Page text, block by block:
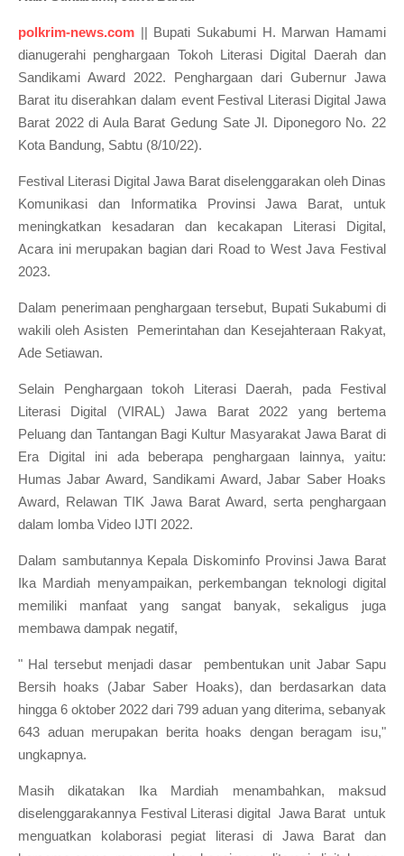
polkrim-news.com || Bupati Sukabumi H. Marwan Hamami
dianugerahi penghargaan Tokoh Literasi Digital Daerah dan
Sandikami Award 2022. Penghargaan dari Gubernur Jawa
Barat itu diserahkan dalam event Festival Literasi Digital Jawa
Barat 2022 di Aula Barat Gedung Sate Jl. Diponegoro No. 22
Kota Bandung, Sabtu (8/10/22).
Festival Literasi Digital Jawa Barat diselenggarakan oleh Dinas
Komunikasi dan Informatika Provinsi Jawa Barat, untuk
meningkatkan kesadaran dan kecakapan Literasi Digital,
Acara ini merupakan bagian dari Road to West Java Festival
2023.
Dalam penerimaan penghargaan tersebut, Bupati Sukabumi di
wakili oleh Asisten Pemerintahan dan Kesejahteraan Rakyat,
Ade Setiawan.
Selain Penghargaan tokoh Literasi Daerah, pada Festival
Literasi Digital (VIRAL) Jawa Barat 2022 yang bertema
Peluang dan Tantangan Bagi Kultur Masyarakat Jawa Barat di
Era Digital ini ada beberapa penghargaan lainnya, yaitu:
Humas Jabar Award, Sandikami Award, Jabar Saber Hoaks
Award, Relawan TIK Jawa Barat Award, serta penghargaan
dalam lomba Video IJTI 2022.
Dalam sambutannya Kepala Diskominfo Provinsi Jawa Barat
Ika Mardiah menyampaikan, perkembangan teknologi digital
memiliki manfaat yang sangat banyak, sekaligus juga
membawa dampak negatif,
" Hal tersebut menjadi dasar pembentukan unit Jabar Sapu
Bersih hoaks (Jabar Saber Hoaks), dan berdasarkan data
hingga 6 oktober 2022 dari 799 aduan yang diterima, sebanyak
643 aduan merupakan berita hoaks dengan beragam isu,"
ungkapnya.
Masih dikatakan Ika Mardiah menambahkan, maksud
diselenggarakannya Festival Literasi digital Jawa Barat untuk
menguatkan kolaborasi pegiat literasi di Jawa Barat dan